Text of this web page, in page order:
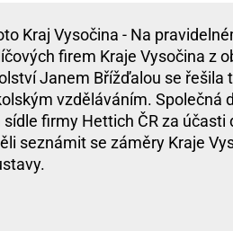
Kraj Vysočina - Na
firem Kraje Vysočina z
Janem Břížďalou se řešila
vzděláváním. Společná
firmy Hettich ČR za účasti
seznámit se záměry Kraje